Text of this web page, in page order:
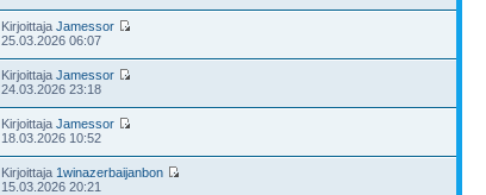
KirjoittajaJamessor
25.03.2026 06:07
KirjoittajaJamessor
24.03.2026 23:18
KirjoittajaJamessor
18.03.2026 10:52
Kirjoittaja 1winazerbaijanbon
15.03.2026 20:21